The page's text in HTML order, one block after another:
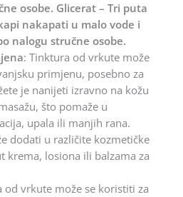
osobe. Glicerat – Tri puta
nakapati u malo vode i
nalogu stručne osobe.
: Tinktura od vrkute može
primjenu, posebno za
je nanijeti izravno na kožu
što pomaže u
upala ili manjih rana.
dodati u različite kozmetičke
krema, losiona ili balzama za
od vrkute može se koristiti za